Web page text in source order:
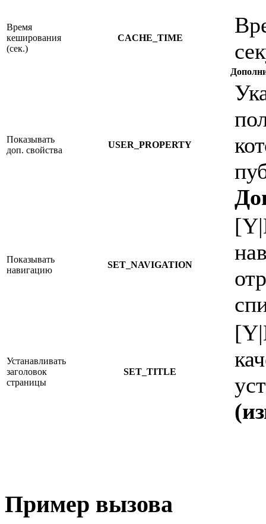
Время
кеширования
(сек.)
CACHE_TIME
Показывать
доп. свойства
USER_PROPERTY
Показывать
навигацию
SET_NAVIGATION
Устанавливать
заголовок
страницы
SET_TITLE
Пример вызова